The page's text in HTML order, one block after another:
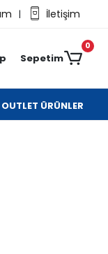
| İletişim
Sepetim
0
OUTLET ÜRÜNLER